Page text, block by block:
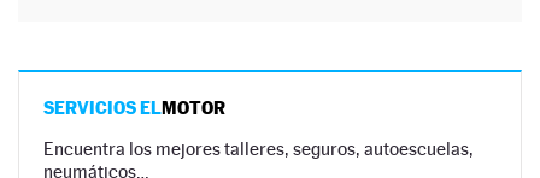
SERVICIOS ELMOTOR
Encuentra los mejores talleres, seguros, autoescuelas,
neumáticos…